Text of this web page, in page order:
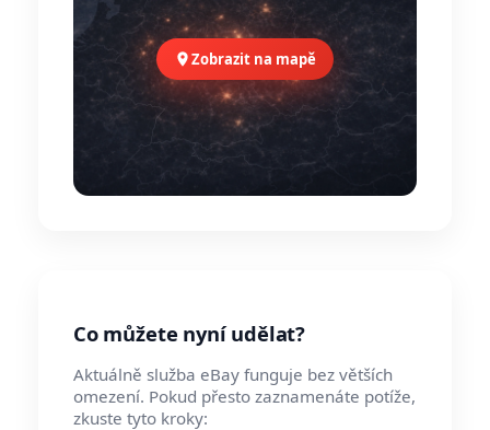
Zobrazit na mapě
Co můžete nyní udělat?
Aktuálně služba eBay funguje bez větších
omezení. Pokud přesto zaznamenáte potíže,
zkuste tyto kroky: